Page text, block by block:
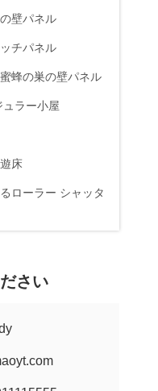
壁パネル
チパネル
蜂の巣の壁パネル
ラー小屋
床
ローラー シャッタ
さい